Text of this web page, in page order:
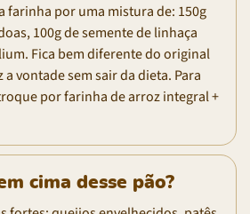
farinha por uma mistura de: 150g
100g de semente de linhaça
Fica bem diferente do original
vontade sem sair da dieta. Para
por farinha de arroz integral +
cima desse pão?